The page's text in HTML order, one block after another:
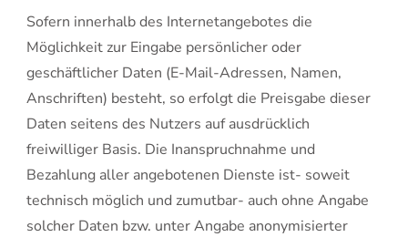
Sofern innerhalb des Internetangebotes die
Möglichkeit zur Eingabe persönlicher oder
geschäftlicher Daten (E-Mail-Adressen, Namen,
Anschriften) besteht, so erfolgt die Preisgabe dieser
Daten seitens des Nutzers auf ausdrücklich
freiwilliger Basis. Die Inanspruchnahme und
Bezahlung aller angebotenen Dienste ist- soweit
technisch möglich und zumutbar- auch ohne Angabe
solcher Daten bzw. unter Angabe anonymisierter